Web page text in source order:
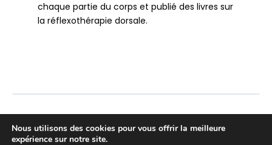
chaque partie du corps et publié des livres sur
la réflexothérapie dorsale.
Retour à la/au
Nous utilisons des cookies pour vous offrir la meilleure
expérience sur notre site.